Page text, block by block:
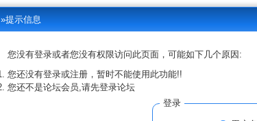
»提示信息
您没有登录或者您没有权限访问此页面，可能如下几个原因:
您还没有登录或注册，暂时不能使用此功能!!
您还不是论坛会员,请先登录论坛
登录